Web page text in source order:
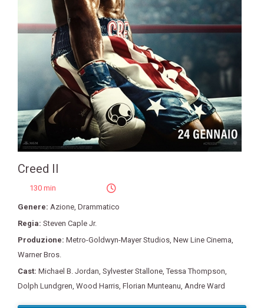
Creed II
130 min
Genere: Azione, Drammatico
Regia: Steven Caple Jr.
Produzione: Metro-Goldwyn-Mayer Studios, New Line Cinema,
Warner Bros.
Cast: Michael B. Jordan, Sylvester Stallone,Tessa Thompson,
Dolph Lundgren, Wood Harris, Florian Munteanu, Andre Ward